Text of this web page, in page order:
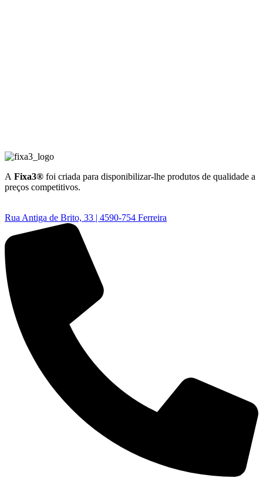
A Fixa3® foi criada para disponibilizar-lhe produtos de qualidade a
preços competitivos.
Rua Antiga de Brito, 33 | 4590-754 Ferreira